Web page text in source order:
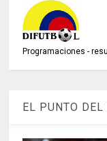
Programaciones -
EL PUNTO DEL